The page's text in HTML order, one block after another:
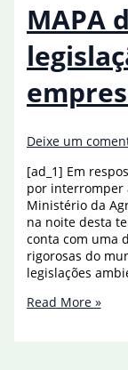
e
apuração
será
rigorosa
MAPA
Deixe um
[ad_1] Em
por interromper
Ministério da
na noite desta
conta com uma
rigorosas do
legislações
MAPA
Read More »